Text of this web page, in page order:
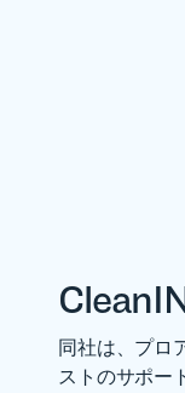
同社は、プロ
ストのサポー